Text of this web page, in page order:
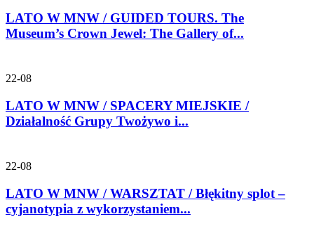
LATO W MNW / GUIDED TOURS. The
Museum’s Crown Jewel: The Gallery of...
22-08
LATO W MNW / SPACERY MIEJSKIE /
Działalność Grupy Twożywo i...
22-08
LATO W MNW / WARSZTAT / Błękitny splot –
cyjanotypia z wykorzystaniem...